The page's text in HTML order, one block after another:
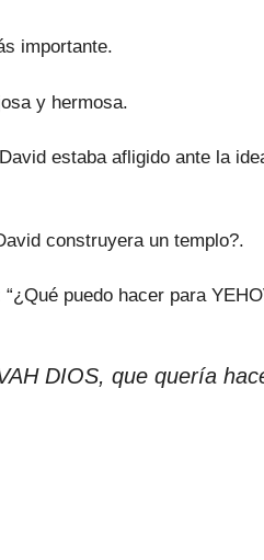
importante.
y hermosa.
estaba afligido ante la
construyera un templo?.
puedo hacer para
DIOS, que quería